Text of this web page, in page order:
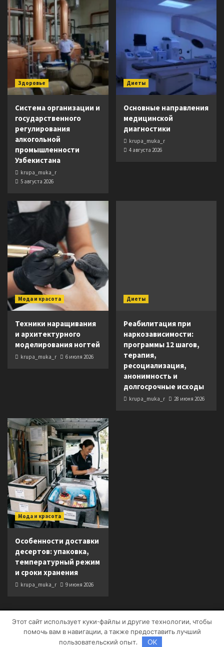
Здоровье
Система организации и
государственного
регулирования
алкогольной
промышленности
Узбекистана
krupa_muka_r
5 августа 2026
Диеты
Основные направления
медицинской
диагностики
krupa_muka_r
4 августа 2026
Мода и красота
Техники наращивания
и архитектурного
моделирования ногтей
krupa_muka_r 6 июля 2026
Диеты
Реабилитация при
наркозависимости:
программы 12 шагов,
терапия,
ресоциализация,
анонимность и
долгосрочные исходы
krupa_muka_r 28 июня 2026
Мода и красота
Особенности доставки
десертов: упаковка,
температурный режим
и сроки хранения
krupa_muka_r 9 июня 2026
Copyright © Все права защищены.|CoverNewsот AF
themes.
Этот сайт использует куки-файлы и другие технологии, чтобы
помочь вам в навигации, а также предоставить лучший
пользовательский опыт.
OK